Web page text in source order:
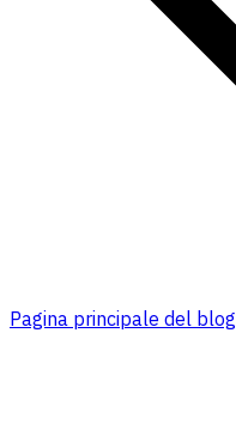
Pagina principale del blog